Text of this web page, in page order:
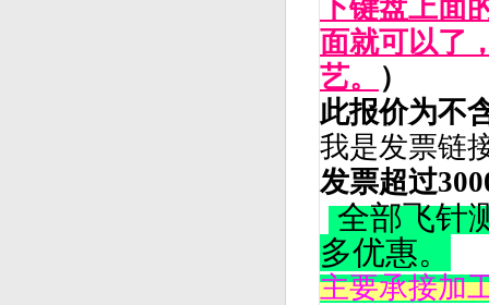
下键盘上面
面就可以了
艺。
）
此报价为不
我是发票链
发票超过
全部飞针
多优惠。
主要承接加